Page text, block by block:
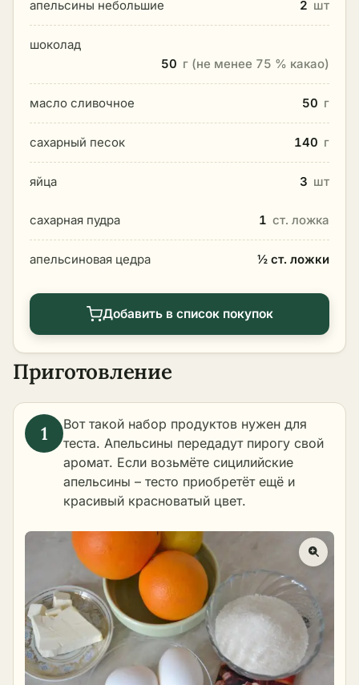
апельсины небольшие 2 шт
шоколад
50 г (не менее 75 % какао)
масло сливочное 50 г
сахарный песок 140 г
яйца 3 шт
сахарная пудра 1 ст. ложка
апельсиновая цедра ½ ст. ложки
Добавить в список покупок
Приготовление
Вот такой набор продуктов нужен для
теста. Апельсины передадут пирогу свой
аромат. Если возьмёте сицилийские
апельсины – тесто приобретёт ещё и
красивый красноватый цвет.